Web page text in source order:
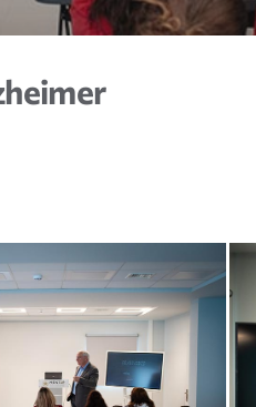
Απαραίτητα
συγκεκριμένα
cookies δεν